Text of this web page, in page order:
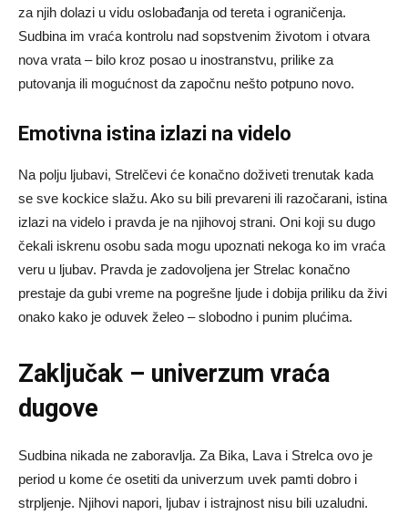
za njih dolazi u vidu oslobađanja od tereta i ograničenja.
Sudbina im vraća kontrolu nad sopstvenim životom i otvara
nova vrata – bilo kroz posao u inostranstvu, prilike za
putovanja ili mogućnost da započnu nešto potpuno novo.
Emotivna istina izlazi na videlo
Na polju ljubavi, Strelčevi će konačno doživeti trenutak kada
se sve kockice slažu. Ako su bili prevareni ili razočarani, istina
izlazi na videlo i pravda je na njihovoj strani. Oni koji su dugo
čekali iskrenu osobu sada mogu upoznati nekoga ko im vraća
veru u ljubav. Pravda je zadovoljena jer Strelac konačno
prestaje da gubi vreme na pogrešne ljude i dobija priliku da živi
onako kako je oduvek želeo – slobodno i punim plućima.
Zaključak – univerzum vraća
dugove
Sudbina nikada ne zaboravlja. Za Bika, Lava i Strelca ovo je
period u kome će osetiti da univerzum uvek pamti dobro i
strpljenje. Njihovi napori, ljubav i istrajnost nisu bili uzaludni.